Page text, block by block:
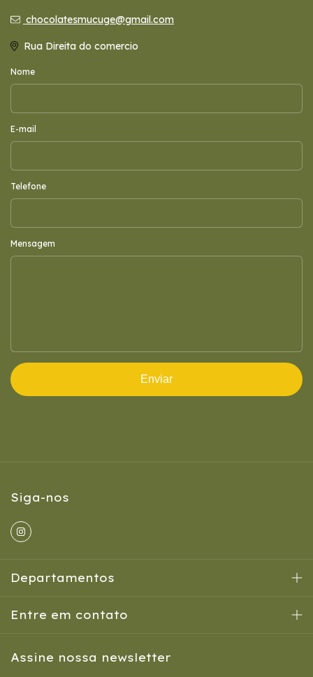
chocolatesmucuge@gmail.com
Rua Direita do comercio
Nome
E-mail
Telefone
Mensagem
Enviar
Siga-nos
Departamentos
Entre em contato
Assine nossa newsletter